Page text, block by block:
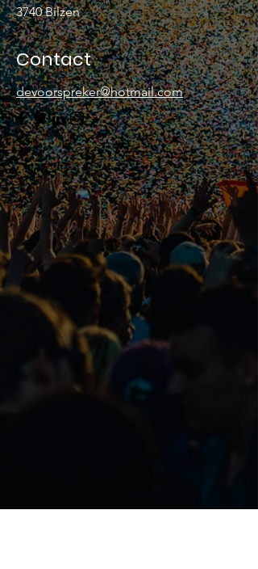
3740 Bilzen
Contact
devoorspreker@hotmail.com